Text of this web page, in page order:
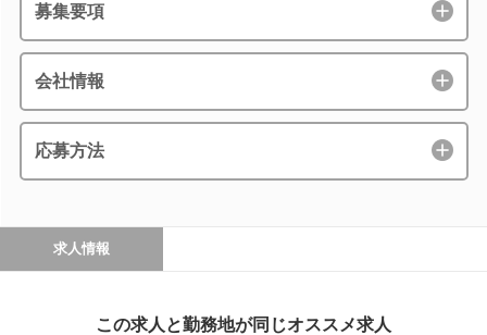
募集要項
会社情報
応募方法
求人情報
この求人と勤務地が同じオススメ求人